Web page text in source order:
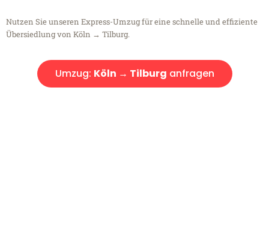
Nutzen Sie unseren Express-Umzug für eine schnelle und effiziente
Übersiedlung von Köln → Tilburg.
Umzug: Köln → Tilburg anfragen